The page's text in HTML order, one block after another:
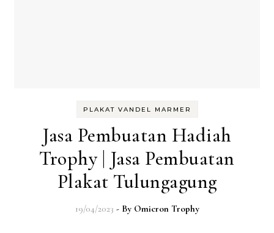
PLAKAT VANDEL MARMER
Jasa Pembuatan Hadiah
Trophy | Jasa Pembuatan
Plakat Tulungagung
19/04/2023 - By Omicron Trophy